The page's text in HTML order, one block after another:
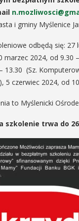
i gminy Myślenice
odbędą się:
marzec 2024, od 9.30
13.30 (Sz.
5 czerwiec 2024, od
to Myślenicki
szkolenie trwa do
06
W środę
rocznika